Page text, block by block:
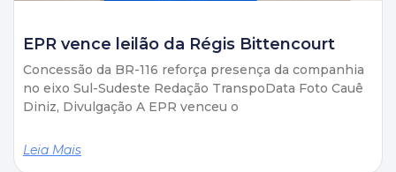
EPR vence leilão da Régis Bittencourt
Concessão da BR-116 reforça presença da companhia
no eixo Sul-Sudeste Redação TranspoData Foto Cauê
Diniz, Divulgação A EPR venceu o
Leia Mais